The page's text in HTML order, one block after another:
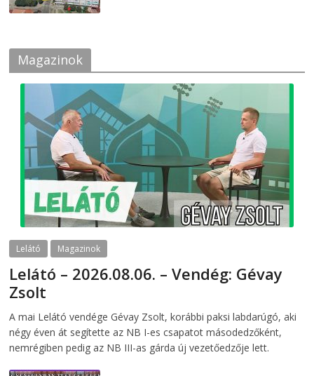
Magazinok
Lelátó Magazinok
Lelátó – 2026.08.06. – Vendég: Gévay
Zsolt
A mai Lelátó vendége Gévay Zsolt, korábbi paksi labdarúgó, aki
négy éven át segítette az NB I-es csapatot másodedzőként,
nemrégiben pedig az NB III-as gárda új vezetőedzője lett.